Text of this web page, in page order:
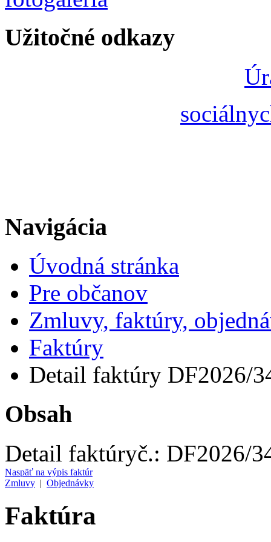
Užitočné odkazy
Navigácia
Úvodná stránka
Pre občanov
Zmluvy, faktúry,
Faktúry
Detail faktúry DF2026/
Obsah
Detail faktúryč.: DF2026/
Naspäť na výpis faktúr
Zmluvy | Objednávky
Faktúra